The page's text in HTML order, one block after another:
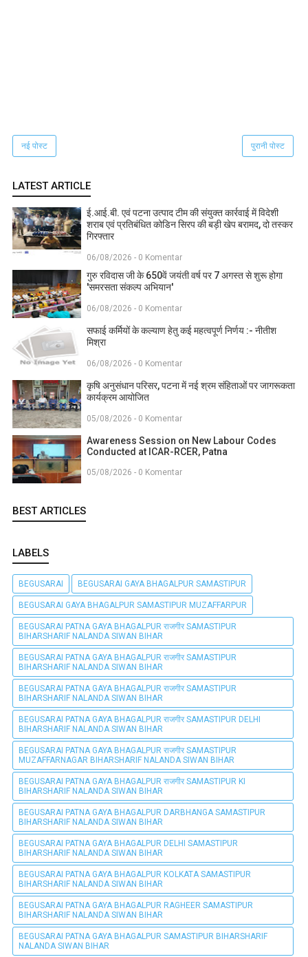
नई पोस्ट पुरानी पोस्ट
LATEST ARTICLE
ई.आई.बी. एवं पटना उत्पाद टीम की संयुक्त कार्रवाई में विदेशी
शराब एवं प्रतिबंधित कोडिन सिरप की बड़ी खेप बरामद, दो तस्कर
गिरफ्तार
06/08/2026 - 0 Komentar
गुरु रविदास जी के 650वें जयंती वर्ष पर 7 अगस्त से शुरू होगा
'समरसता संकल्प अभियान'
06/08/2026 - 0 Komentar
सफाई कर्मियों के कल्याण हेतु कई महत्वपूर्ण निर्णय :- नीतीश
मिश्रा
06/08/2026 - 0 Komentar
कृषि अनुसंधान परिसर, पटना में नई श्रम संहिताओं पर जागरूकता
कार्यक्रम आयोजित
05/08/2026 - 0 Komentar
Awareness Session on New Labour Codes
Conducted at ICAR-RCER, Patna
05/08/2026 - 0 Komentar
BEST ARTICLES
LABELS
BEGUSARAI BEGUSARAI GAYA BHAGALPUR SAMASTIPUR
BEGUSARAI GAYA BHAGALPUR SAMASTIPUR MUZAFFARPUR
BEGUSARAI PATNA GAYA BHAGALPUR राजगीर SAMASTIPUR
BIHARSHARIF NALANDA SIWAN BIHAR
BEGUSARAI PATNA GAYA BHAGALPUR राजगीर SAMASTIPUR
BIHARSHARIF NALANDA SIWAN BIHAR
BEGUSARAI PATNA GAYA BHAGALPUR राजगीर SAMASTIPUR
BIHARSHARIF NALANDA SIWAN BIHAR
BEGUSARAI PATNA GAYA BHAGALPUR राजगीर SAMASTIPUR DELHI
BIHARSHARIF NALANDA SIWAN BIHAR
BEGUSARAI PATNA GAYA BHAGALPUR राजगीर SAMASTIPUR
MUZAFFARNAGAR BIHARSHARIF NALANDA SIWAN BIHAR
BEGUSARAI PATNA GAYA BHAGALPUR राजगीर SAMASTIPUR KI
BIHARSHARIF NALANDA SIWAN BIHAR
BEGUSARAI PATNA GAYA BHAGALPUR DARBHANGA SAMASTIPUR
BIHARSHARIF NALANDA SIWAN BIHAR
BEGUSARAI PATNA GAYA BHAGALPUR DELHI SAMASTIPUR
BIHARSHARIF NALANDA SIWAN BIHAR
BEGUSARAI PATNA GAYA BHAGALPUR KOLKATA SAMASTIPUR
BIHARSHARIF NALANDA SIWAN BIHAR
BEGUSARAI PATNA GAYA BHAGALPUR RAGHEER SAMASTIPUR
BIHARSHARIF NALANDA SIWAN BIHAR
BEGUSARAI PATNA GAYA BHAGALPUR SAMASTIPUR BIHARSHARIF
NALANDA SIWAN BIHAR